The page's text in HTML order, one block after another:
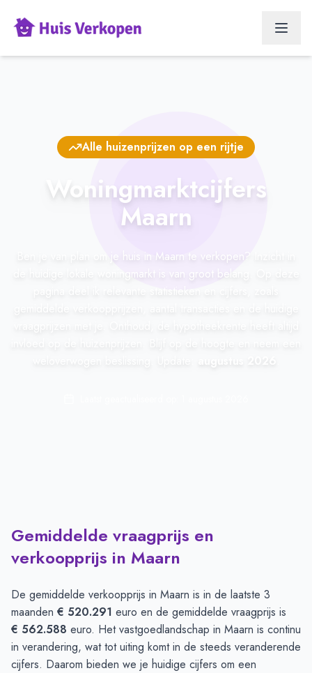
Alle huizenprijzen op een rijtje
Woningmarktcijfers
Maarn
Ben je van plan om je huis in Maarn te verkopen? Inzicht in
de huidige lokale woningmarkt is van groot belang. Op deze
Gemiddelde vraagprijs en
verkoopprijs in Maarn
De gemiddelde verkoopprijs in Maarn is in de laatste 3
maanden € 520.291 euro en de gemiddelde vraagprijs is
€ 562.588 euro. Het vastgoedlandschap in Maarn is continu
in verandering, wat tot uiting komt in de steeds veranderende
cijfers. Daarom bieden we je huidige cijfers om een